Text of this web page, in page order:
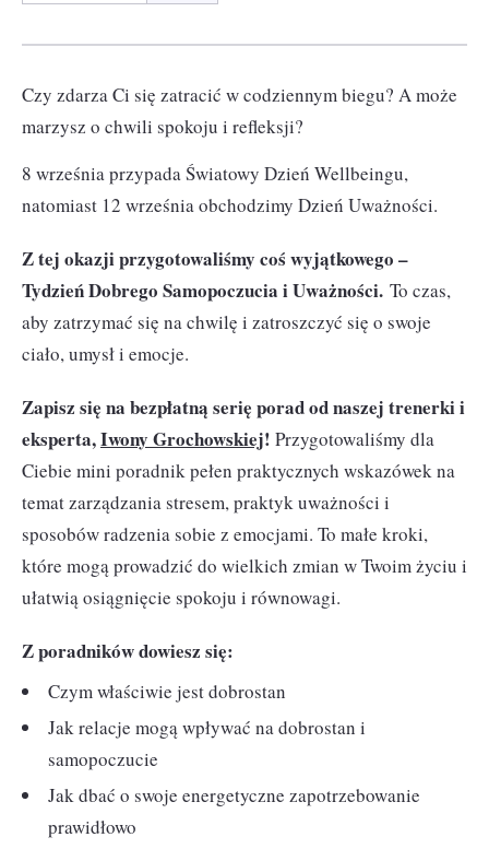
Czy zdarza Ci się zatracić w codziennym biegu? A może
marzysz o chwili spokoju i refleksji?
8 września przypada Światowy Dzień Wellbeingu,
natomiast 12 września obchodzimy Dzień Uważności.
Z tej okazji przygotowaliśmy coś wyjątkowego –
Tydzień Dobrego Samopoczucia i Uważności. To czas,
aby zatrzymać się na chwilę i zatroszczyć się o swoje
ciało, umysł i emocje.
Zapisz się na bezpłatną serię porad od naszej trenerki i
eksperta,Iwony Grochowskiej! Przygotowaliśmy dla
Ciebie mini poradnik pełen praktycznych wskazówek na
temat zarządzania stresem, praktyk uważności i
sposobów radzenia sobie z emocjami. To małe kroki,
które mogą prowadzić do wielkich zmian w Twoim życiu i
ułatwią osiągnięcie spokoju i równowagi.
Z poradników dowiesz się:
Czym właściwie jest dobrostan
Jak relacje mogą wpływać na dobrostan i
samopoczucie
Jak dbać o swoje energetyczne zapotrzebowanie
prawidłowo